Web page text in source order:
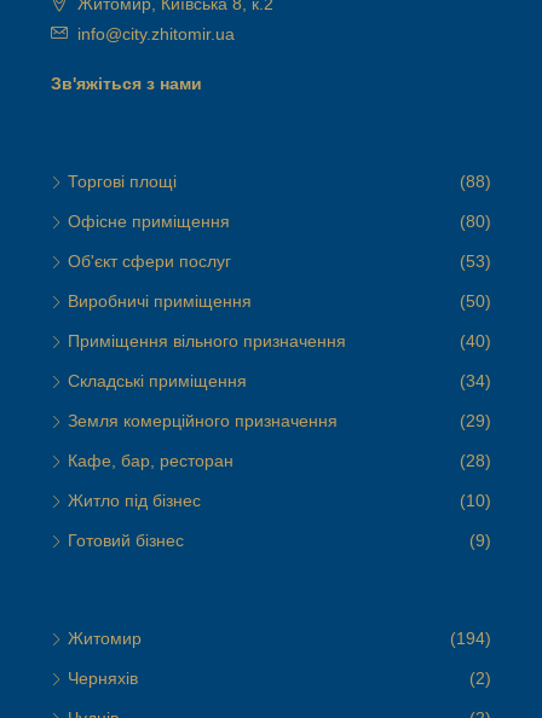
info@city.zhitomir.ua
Зв'яжіться з нами
Торгові площі (88)
Офісне приміщення (80)
Об'єкт сфери послуг (53)
Виробничі приміщення (50)
Приміщення вільного призначення (40)
Складські приміщення (34)
Земля комерційного призначення (29)
Кафе, бар, ресторан (28)
Житло під бізнес (10)
Готовий бізнес (9)
Житомир (194)
Черняхів (2)